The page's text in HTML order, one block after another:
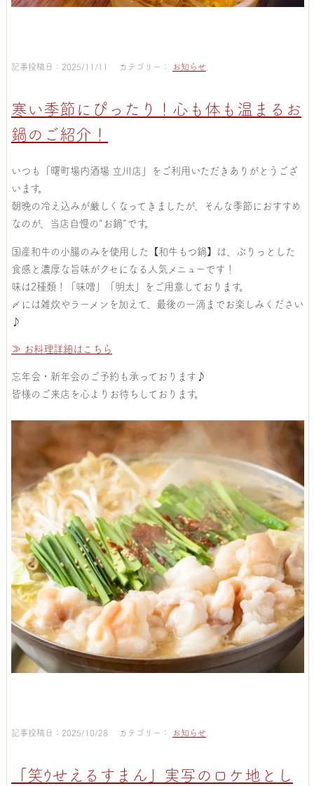
記事投稿日：2025/11/11 カテゴリー： お知らせ.
寒い季節にぴったり！心も体も温まるお
鍋のご紹介！
いつも「曙町場内酒場 立川店」をご利用いただきありがとうござ
います。
朝晩の冷え込みが厳しくなってきましたが、そんな季節におすすめ
なのが、当店自慢の“お鍋”です。
国産和牛の小腸のみを使用した【和牛もつ鍋】は、ぷりっとした
食感と濃厚な旨味がクセになる人気メニューです！
味は2種類！「味噌」「明太」をご用意しております。
〆には雑炊やラーメンを加えて、最後の一滴までお楽しみください
♪
≫ お料理詳細はこちら
忘年会・新年会のご予約も承っております♪
皆様のご来店を心よりお待ちしております。
記事投稿日：2025/10/28 カテゴリー： お知らせ
「笑ｳせえるすまん」実写のロケ地とし